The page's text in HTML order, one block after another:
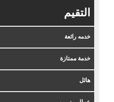
التقيم
خدمه رائعة
خدمة ممتازة
هائل